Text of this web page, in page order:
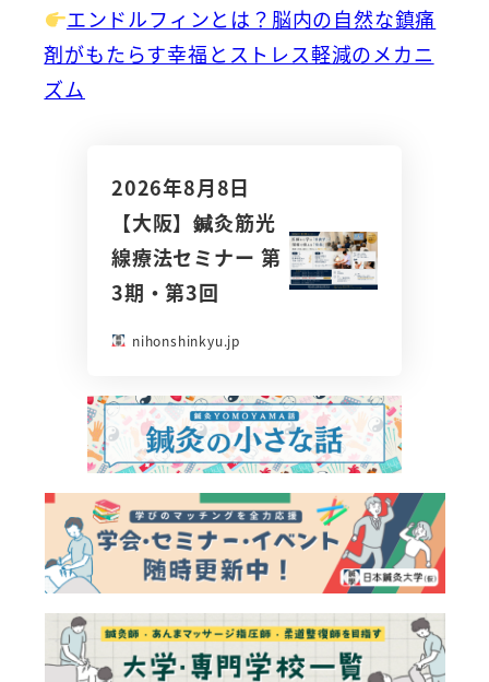
エンドルフィンとは？脳内の自然な鎮痛
剤がもたらす幸福とストレス軽減のメカニ
ズム
2026年8月8日
【大阪】鍼灸筋光
線療法セミナー 第
3期・第3回
nihonshinkyu.jp